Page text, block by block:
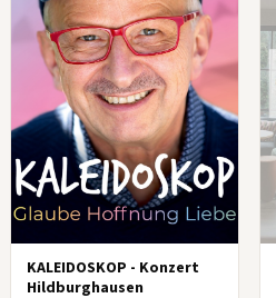
KALEIDOSKOP - Konzert
Hildburghausen